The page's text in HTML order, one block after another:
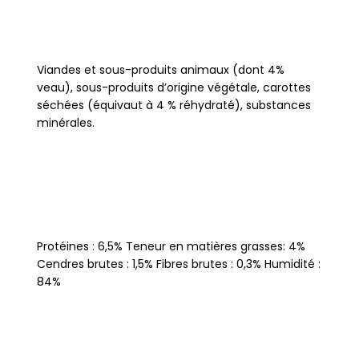
Viandes et sous-produits animaux (dont 4%
veau), sous-produits d’origine végétale, carottes
séchées (équivaut à 4 % réhydraté), substances
minérales.
Protéines : 6,5% Teneur en matières grasses: 4%
Cendres brutes : 1,5% Fibres brutes : 0,3% Humidité :
84%